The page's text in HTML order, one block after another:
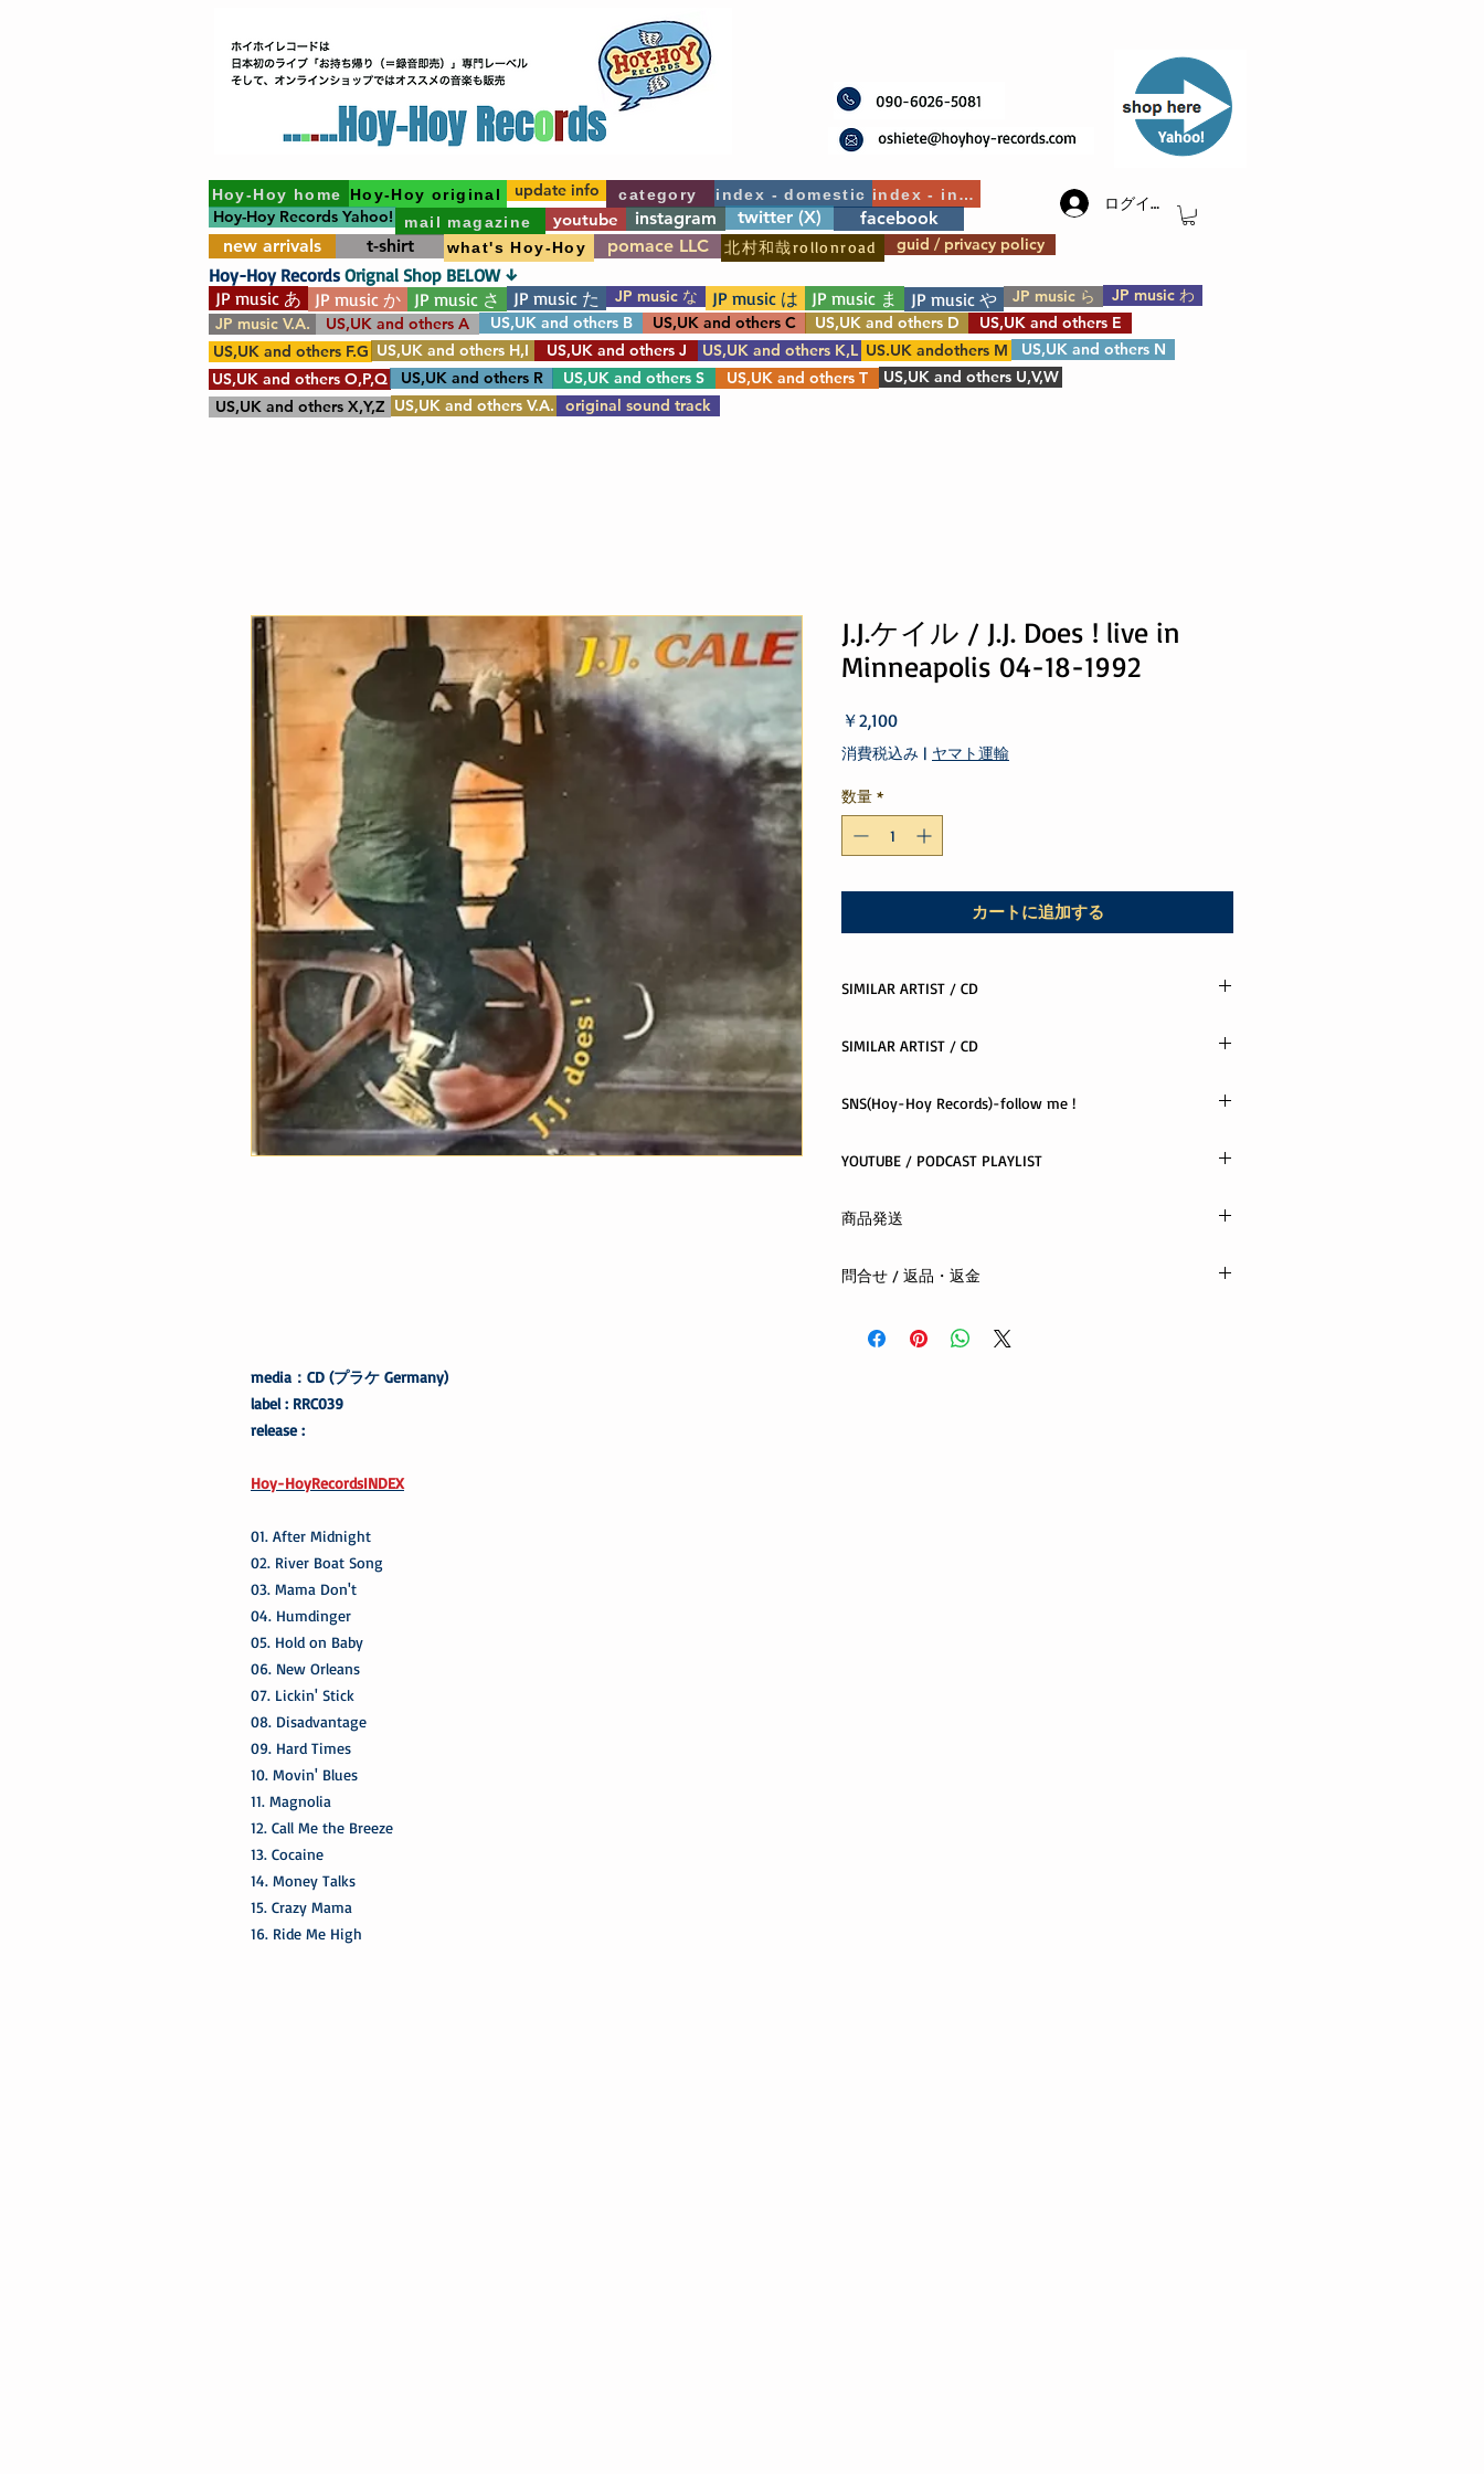
​Yahoo!
Hoy-Hoy home Hoy-Hoy original category index - domestic index - int'l
guid / privacy policy
Hoy-Hoy Records Yahoo! mail magazine youtube twitter (X)
instagram
new arrivals
t-shirt what's Hoy-Hoy pomace LLC 北村和哉rollonroad
facebook
ログイン
update info
JP music あ JP music か JP music さ JP music た JP music な JP music は JP music ま JP music や JP music ら
JP music わ
JP music V.A.
US,UK and others A US,UK and others B US,UK and others C US,UK and others D
US,UK and others E
US,UK and others F.G US,UK and others H,I US,UK and others J US,UK and others K,L
US,UK and others N
US,UK and others O,P,Q
US,UK and others S
US,UK and others R US,UK and others T
US,UK and others U,V,W
US,UK and others X,Y,Z US,UK and others V.A. original sound track
Hoy-Hoy Records Orignal Shop BELOW ↓
US.UK andothers M
media：CD (プラケ Germany)
label : RRC039
release :
Hoy-HoyRecordsINDEX
01. After Midnight
02. River Boat Song
03. Mama Don't
04. Humdinger
05. Hold on Baby
06. New Orleans
07. Lickin' Stick
08. Disadvantage
09. Hard Times
10. Movin' Blues
11. Magnolia
12. Call Me the Breeze
13. Cocaine
14. Money Talks
15. Crazy Mama
16. Ride Me High
J.J.ケイル / J.J. Does ! live in
Minneapolis 04-18-1992
￥2,100価
格
消費税込み | ヤマト運輸
数量 *
カートに追加する
SIMILAR ARTIST / CD
Hoy-HoyRecordsINDEX
SIMILAR ARTIST / CD
SNS(Hoy-Hoy Records)-follow me !
X(twitter)
instagram
YOUTUBE / PODCAST PLAYLIST
PLAYLIST
商品発送
全国一律 300円
お支払方法：先払い(代金引替不可)
問合せ / 返品・返金
する商品の欠陥や不良、また誤った商品が配送された場